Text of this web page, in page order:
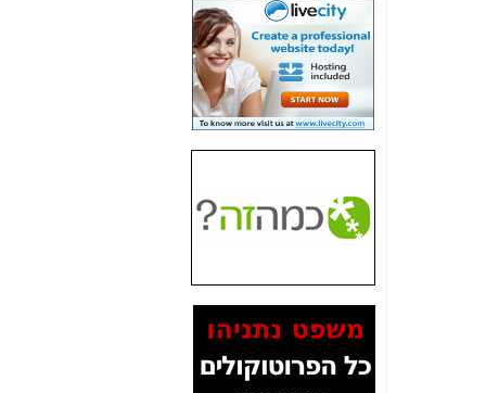
חשיפה: איוב קרא
אישר לקבוצת סלקום
בדיוק מה שביבי אישר
כאן
האם השר איוב קרא
היה צריך בכלל לחתום
על האישור, שנתן
האם ביבי וקרא קבלו
בכלל תמורה עבור
המסמכים בנושא בזק-
Yes (תיק 4000)
לאיש הלא נכון! -כאן